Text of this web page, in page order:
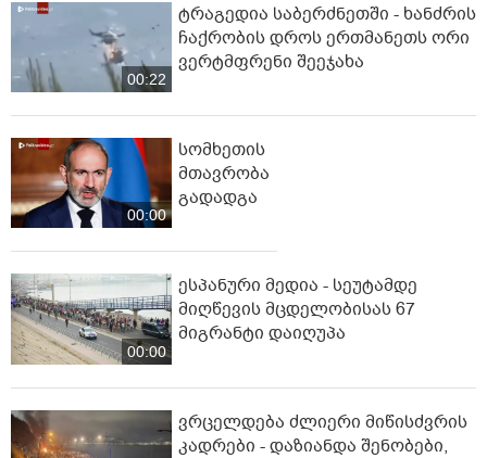
00:22
ტრაგედია საბერძნეთში - ხანძრის
ჩაქრობის დროს ერთმანეთს ორი
ვერტმფრენი შეეჯახა
00:00
სომხეთის
მთავრობა
გადადგა
00:00
ესპანური მედია - სეუტამდე
მიღწევის მცდელობისას 67
მიგრანტი დაიღუპა
ვრცელდება ძლიერი მიწისძვრის
კადრები - დაზიანდა შენობები,